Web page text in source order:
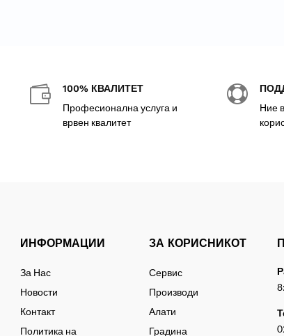
 100% КВАЛИТЕТ
Професионална услуга и
врвен квалитет

Ние
ИНФОРМАЦИИ
За Нас
Новости
Контакт
Политика на
ЗА КОРИСНИКОТ
Сервис
Производи
Алати
Градина